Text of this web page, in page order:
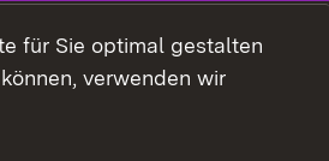
für Sie optimal gestalten
verwenden wir